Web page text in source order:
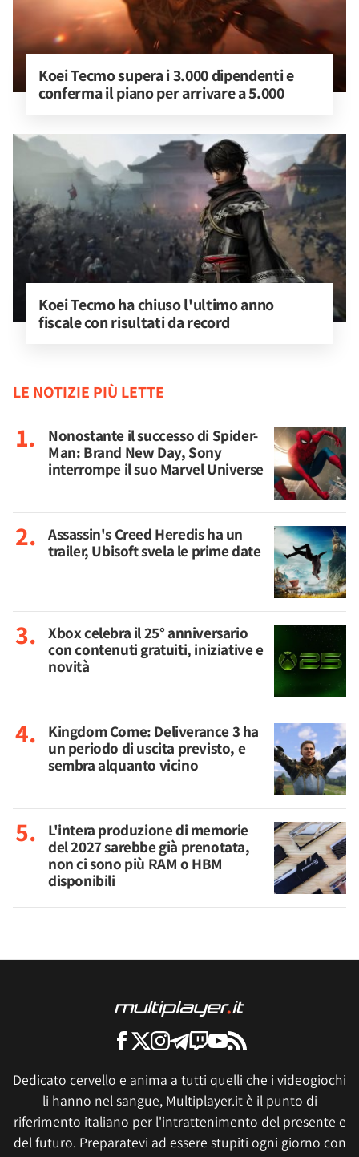
Koei Tecmo supera i 3.000 dipendenti e
conferma il piano per arrivare a 5.000
Koei Tecmo ha chiuso l'ultimo anno
fiscale con risultati da record
LE NOTIZIE PIÙ LETTE
Nonostante il successo di Spider-
Man: Brand New Day, Sony
interrompe il suo Marvel Universe
Assassin's Creed Heredis ha un
trailer, Ubisoft svela le prime date
Xbox celebra il 25° anniversario
con contenuti gratuiti, iniziative e
novità
Kingdom Come: Deliverance 3 ha
un periodo di uscita previsto, e
sembra alquanto vicino
L'intera produzione di memorie
del 2027 sarebbe già prenotata,
non ci sono più RAM o HBM
disponibili
Dedicato cervello e anima a tutti quelli che i videogiochi
li hanno nel sangue, Multiplayer.it è il punto di
riferimento italiano per l'intrattenimento del presente e
del futuro. Preparatevi ad essere stupiti ogni giorno con